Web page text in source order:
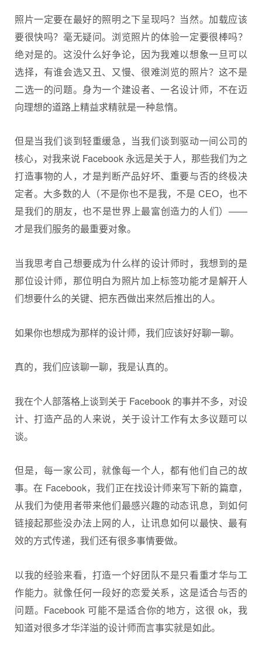
照片一定要在最好的照明之下呈现吗？当然。加载应该
要很快吗？毫无疑问。浏览照片的体验一定要很棒吗？
绝对是的。这没什么好争论，因为我难以想象一旦可以
选择，有谁会选又丑、又慢、很难浏览的照片？这不是
二选一的问题。身为一个建设者、一名设计师，不在迈
向理想的道路上精益求精就是一种怠惰。
但是当我们谈到轻重缓急，当我们谈到驱动一间公司的
核心，对我来说 Facebook 永远是关于人，那些我们为之
打造事物的人，才是判断产品好坏、重要与否的终极决
定者。大多数的人（不是你也不是我，不是 CEO，也不
是我们的朋友，也不是世界上最富创造力的人们）——
才是我们服务的最重要对象。
当我思考自己想要成为什么样的设计师时，我想到的是
那位设计师，那位明白为照片加上标签功能才是解开人
们想要什么的关键、把东西做出来然后推出的人。
如果你也想成为那样的设计师，我们应该好好聊一聊。
真的，我们应该聊一聊，我是认真的。
我在个人部落格上谈到关于 Facebook 的事并不多，对设
计、打造产品的人来说，关于设计工作有太多议题可以
谈。
但是，每一家公司，就像每一个人，都有他们自己的故
事。在 Facebook，我们正在找设计师来写下新的篇章，
从我们为使用者带来他们最感兴趣的动态讯息，到如何
链接起那些没办法上网的人，让讯息如何以最快、最有
效的方式传递，我们还有很多事情要做。
以我的经验来看，打造一个好团队不是只看重才华与工
作能力。就像任何一段好的恋爱关系，这是适合与否的
问题。Facebook 可能不是适合你的地方，这很 ok，我
知道对很多才华洋溢的设计师而言事实就是如此。